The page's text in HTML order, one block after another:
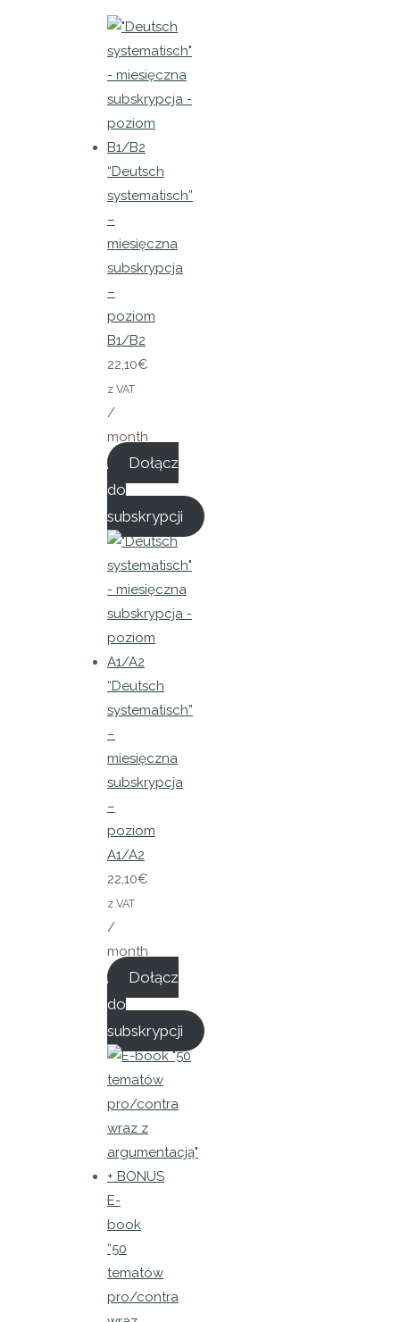
“Deutsch
systematisch”
–
miesięczna
subskrypcja
–
poziom
B1/B2
22,10€
z VAT
/
month
Dołącz
do
subskrypcji
“Deutsch
systematisch”
–
miesięczna
subskrypcja
–
poziom
A1/A2
22,10€
z VAT
/
month
Dołącz
do
subskrypcji
E-
book
“50
tematów
pro/contra